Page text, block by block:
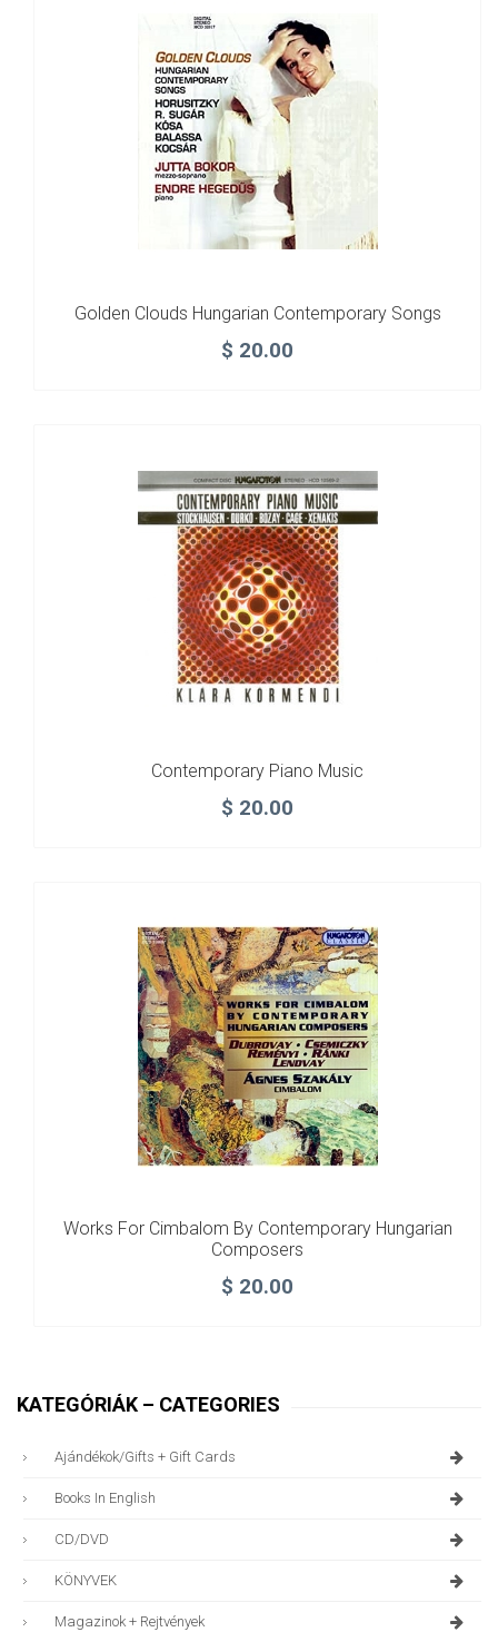
Golden Clouds Hungarian Contemporary Songs
$ 20.00
Contemporary Piano Music
$ 20.00
Works For Cimbalom By Contemporary Hungarian
Composers
$ 20.00
KATEGÓRIÁK – CATEGORIES
Ajándékok/gifts + Gift Cards
Books In English
CD/DVD
KÖNYVEK
Magazinok + Rejtvények